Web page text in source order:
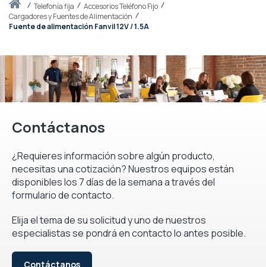
Iniciotelefonía fija
Accesorios Teléfono Fijo
Cargadores y Fuentes de Alimentación
Fuente de alimentación Fanvil 12V / 1.5A
Contáctanos
¿Requieres información sobre algún producto,
necesitas una cotización? Nuestros equipos están
disponibles los 7 días de la semana a través del
formulario de contacto.
Elija el tema de su solicitud y uno de nuestros
especialistas se pondrá en contacto lo antes posible.
Contáctanos